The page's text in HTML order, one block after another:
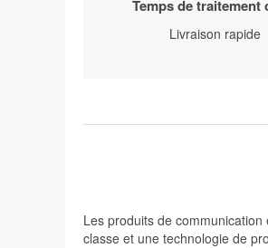
Temps de traitement
Livraison rapide
Les produits de
classe et une technologie de